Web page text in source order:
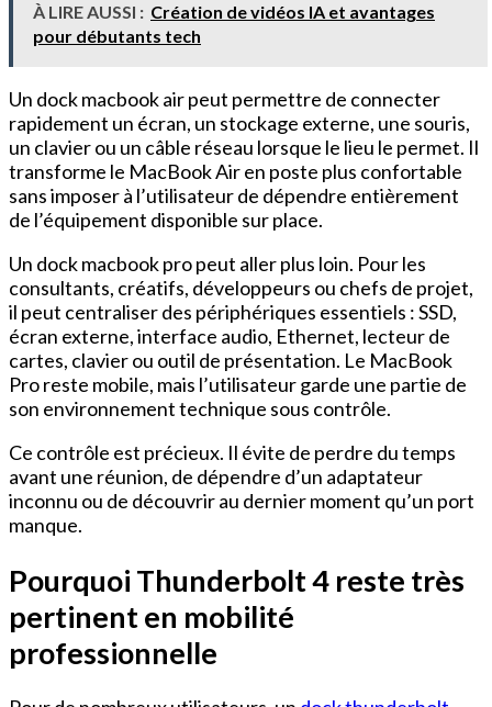
À LIRE AUSSI : Création de vidéos IA et avantages
pour débutants tech
Un dock macbook air peut permettre de connecter
rapidement un écran, un stockage externe, une souris,
un clavier ou un câble réseau lorsque le lieu le permet. Il
transforme le MacBook Air en poste plus confortable
sans imposer à l’utilisateur de dépendre entièrement
de l’équipement disponible sur place.
Un dock macbook pro peut aller plus loin. Pour les
consultants, créatifs, développeurs ou chefs de projet,
il peut centraliser des périphériques essentiels : SSD,
écran externe, interface audio, Ethernet, lecteur de
cartes, clavier ou outil de présentation. Le MacBook
Pro reste mobile, mais l’utilisateur garde une partie de
son environnement technique sous contrôle.
Ce contrôle est précieux. Il évite de perdre du temps
avant une réunion, de dépendre d’un adaptateur
inconnu ou de découvrir au dernier moment qu’un port
manque.
Pourquoi Thunderbolt 4 reste très
pertinent en mobilité
professionnelle